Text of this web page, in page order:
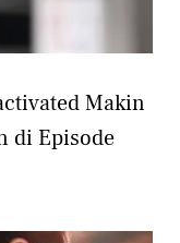
Makin
di Episode